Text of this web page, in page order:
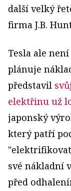
další velký
firma J.B.
Tesla ale
plánuje
představil
elektřinu už
japonský
který patří
své nákladní
před